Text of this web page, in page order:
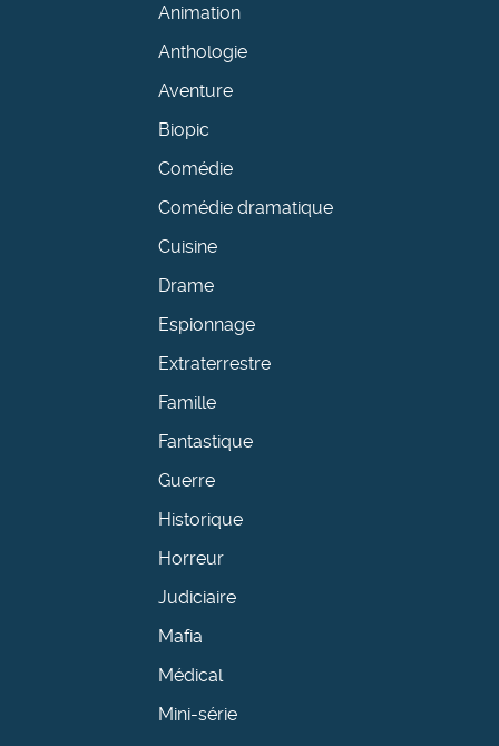
Animation
Anthologie
Aventure
Biopic
Comédie
Comédie dramatique
Cuisine
Drame
Espionnage
Extraterrestre
Famille
Fantastique
Guerre
Historique
Horreur
Judiciaire
Mafia
Médical
Mini-série